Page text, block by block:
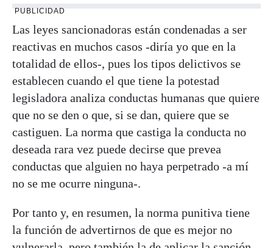
PUBLICIDAD
Las leyes sancionadoras están condenadas a ser
reactivas en muchos casos -diría yo que en la
totalidad de ellos-, pues los tipos delictivos se
establecen cuando el que tiene la potestad
legisladora analiza conductas humanas que quiere
que no se den o que, si se dan, quiere que se
castiguen. La norma que castiga la conducta no
deseada rara vez puede decirse que prevea
conductas que alguien no haya perpetrado -a mí
no se me ocurre ninguna-.
Por tanto y, en resumen, la norma punitiva tiene
la función de advertirnos de que es mejor no